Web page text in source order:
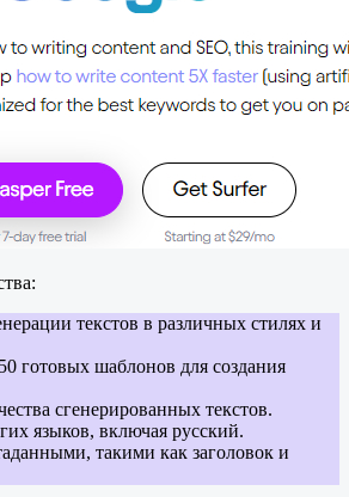
текстов в различных стилях и
готовых шаблонов для создания
сгенерированных текстов.
языков, включая русский.
такими как заголовок и